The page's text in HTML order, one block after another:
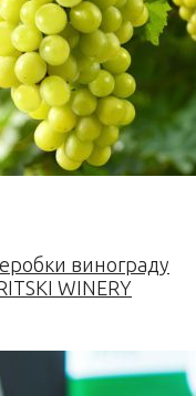
винограду
WINERY